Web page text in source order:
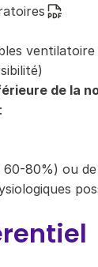
de la
80%) ou